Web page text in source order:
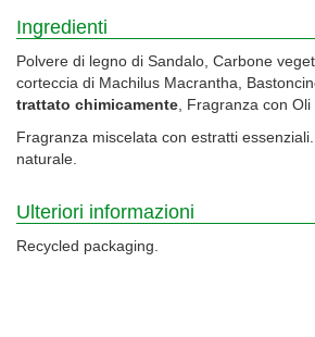
Ingredienti
Polvere di legno di Sandalo, Carbone
corteccia di Machilus Macrantha,
trattato chimicamente , Fragranza con
Fragranza miscelata con estratti
naturale.
Ulteriori informazioni
Recycled packaging.